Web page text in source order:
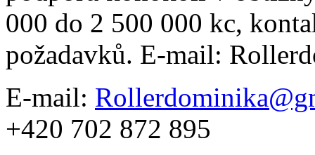
000 do 2 500 000 kc,
požadavků. E-mail:
E-mail:
+420 702 872 895